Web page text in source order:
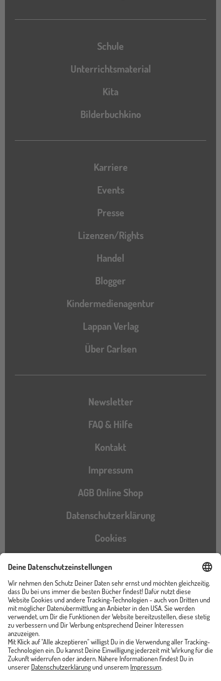
Schule
Unterrichtsmaterial
Kita
Bilderbuchkino
Karriere
Events
Presse
Lizenzen/Rights
Handel
Blogger
Kindermedienagentur
Lappan Verlag
Über Carlsen
Newsletter
FAQ & Hilfe
Kontakt
Impressum
AGB Online Shop
Datenschutzerklärung
Cookies
Barrierefreiheitserklärung
Instagram
TikTokPinterestYouTubeFacebook